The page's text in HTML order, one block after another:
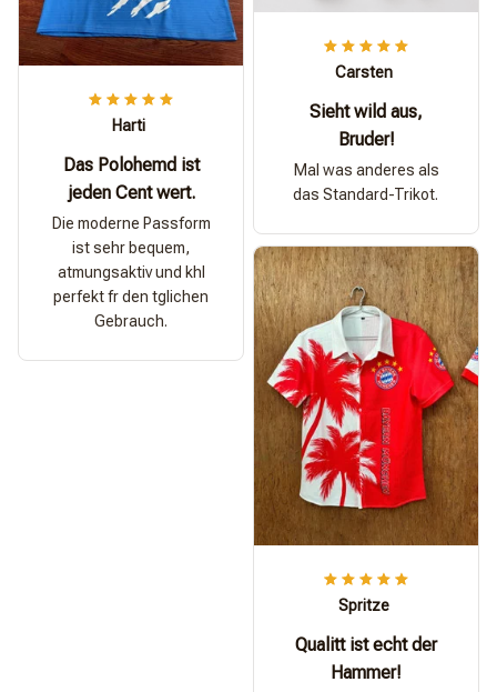
Carsten
Sieht wild aus,
Bruder!
Mal was anderes als
das Standard-Trikot.
Harti
Das Polohemd ist
jeden Cent wert.
Die moderne Passform
ist sehr bequem,
atmungsaktiv und khl
perfekt fr den tglichen
Gebrauch.
Spritze
Qualitt ist echt der
Hammer!